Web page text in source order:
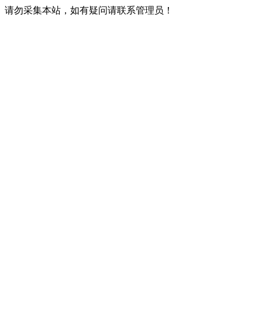
请勿采集本站，如有疑问请联系管理员！